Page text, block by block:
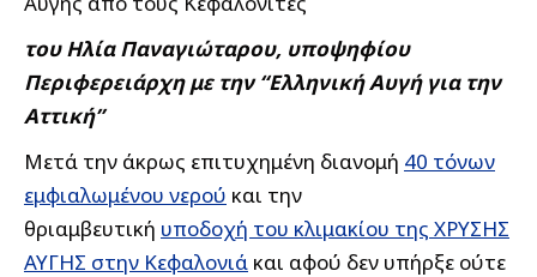
του Ηλία Παναγιώταρου, υποψηφίου
Περιφερειάρχη με την “Ελληνική Αυγή για την
Αττική”
Μετά την άκρως επιτυχημένη διανομή 40 τόνων
εμφιαλωμένου νερού και την
θριαμβευτική υποδοχή του κλιμακίου της ΧΡΥΣΗΣ
ΑΥΓΗΣ στην Κεφαλονιά και αφού δεν υπήρξε ούτε